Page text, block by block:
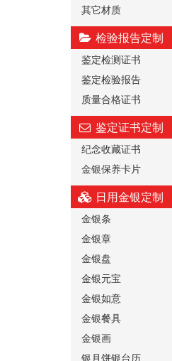
其它材质
检验报告定制
鉴定检测证书
鉴定检验报告
质量合格证书
鉴定证书定制
纪念收藏证书
金银保养卡片
日用金银定制
金银条
金银章
金银盘
金银元宝
金银如意
金银餐具
金银画
银月饼银台历